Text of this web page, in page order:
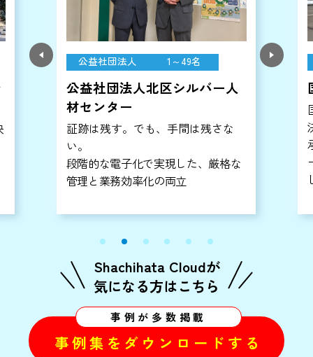
教育 300～499名
国立大学法人室蘭工業大学
国立大学のDXを加速させる「電子
決裁」の力。
承認状況の可視化、意思決定のスピ
ードアップ、省スペース化による新
しい働き方の実現
Shachihata Cloudが
気になる方はこちら
事例が多数掲載
事例集をダウンロードする